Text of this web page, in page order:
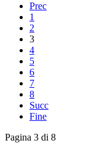
Prec
1
2
3
4
5
6
7
8
Succ
Fine
Pagina 3 di 8